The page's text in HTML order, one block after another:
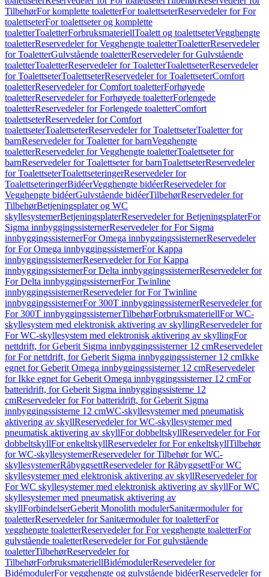
TilbehørFor komplette toaletterFor toalettseterReservedeler for For
toalettseterFor toalettseter og komplette
toaletterToaletterForbruksmateriellToalett og toalettseterVegghengte
toaletterReservedeler for Vegghengte toaletterToaletterReservedeler
for ToaletterGulvstående toaletterReservedeler for Gulvstående
toaletterToaletterReservedeler for ToaletterToalettseterReservedeler
for ToalettseterToalettseterReservedeler for ToalettseterComfort
toaletterReservedeler for Comfort toaletterForhøyede
toaletterReservedeler for Forhøyede toaletterForlengede
toaletterReservedeler for Forlengede toaletterComfort
toalettseterReservedeler for Comfort
toalettseterToalettseterReservedeler for ToalettseterToaletter for
barnReservedeler for Toaletter for barnVegghengte
toaletterReservedeler for Vegghengte toaletterToalettseter for
barnReservedeler for Toalettseter for barnToalettseterReservedeler
for ToalettseterToalettseteringerReservedeler for
ToalettseteringerBidéerVegghengte bidéerReservedeler for
Vegghengte bidéerGulvstående bidéerTilbehørReservedeler for
TilbehørBetjeningsplater og WC
skyllesystemerBetjeningsplaterReservedeler for BetjeningsplaterFor
Sigma innbyggingssisternerReservedeler for For Sigma
innbyggingssisternerFor Omega innbyggingssisternerReservedeler
for For Omega innbyggingssisternerFor Kappa
innbyggingssisternerReservedeler for For Kappa
innbyggingssisternerFor Delta innbyggingssisternerReservedeler for
For Delta innbyggingssisternerFor Twinline
innbyggingssisternerReservedeler for For Twinline
innbyggingssisternerFor 300T innbyggingssisternerReservedeler for
For 300T innbyggingssisternerTilbehørForbruksmateriellFor WC-
skyllesystem med elektronisk aktivering av skyllingReservedeler for
For WC-skyllesystem med elektronisk aktivering av skyllingFor
nettdrift, for Geberit Sigma innbyggingssisterner 12 cmReservedeler
for For nettdrift, for Geberit Sigma innbyggingssisterner 12 cmIkke
egnet for Geberit Omega innbyggingssisterner 12 cmReservedeler
for Ikke egnet for Geberit Omega innbyggingssisterner 12 cmFor
batteridrift, for Geberit Sigma innbyggingssisterne 12
cmReservedeler for For batteridrift, for Geberit Sigma
innbyggingssisterne 12 cmWC-skyllesystemer med pneumatisk
aktivering av skyllReservedeler for WC-skyllesystemer med
pneumatisk aktivering av skyllFor dobbeltskyllReservedeler for For
dobbeltskyllFor enkeltskyllReservedeler for For enkeltskyllTilbehør
for WC-skyllesystemerReservedeler for Tilbehør for WC-
skyllesystemerRåbyggsettReservedeler for RåbyggsettFor WC
skyllesystemer med elektronisk aktivering av skyllReservedeler for
For WC skyllesystemer med elektronisk aktivering av skyllFor WC
skyllesystemer med pneumatisk aktivering av
skyllForbindelserGeberit Monolith modulerSanitærmoduler for
toaletterReservedeler for Sanitærmoduler for toaletterFor
vegghengte toaletterReservedeler for For vegghengte toaletterFor
gulvstående toaletterReservedeler for For gulvstående
toaletterTilbehørReservedeler for
TilbehørForbruksmateriellBidémodulerReservedeler for
BidémodulerFor vegghengte og gulvstående bidéerReservedeler for